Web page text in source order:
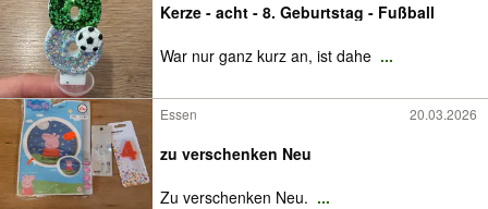
Kerze - acht - 8. Geburtstag - Fußball
War nur ganz kurz an, ist dahe ...
Essen 20.03.2026
zu verschenken Neu
Zu verschenken Neu. ...